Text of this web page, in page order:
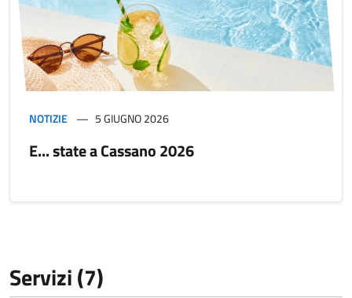
NOTIZIE 5 GIUGNO 2026
E... state a Cassano 2026
Servizi (7)